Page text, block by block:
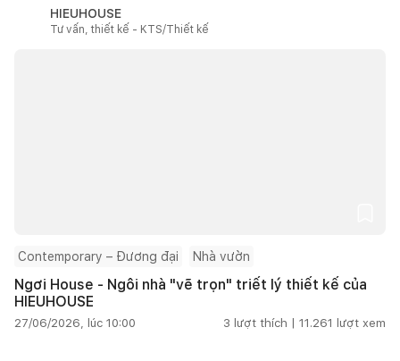
HIEUHOUSE
Tư vấn, thiết kế - KTS/Thiết kế
Contemporary – Đương đại Nhà vườn
Ngơi House - Ngôi nhà "vẽ trọn" triết lý thiết kế của
HIEUHOUSE
27/06/2026, lúc 10:00 3 lượt thích | 11.261 lượt xem